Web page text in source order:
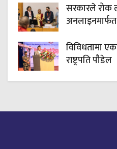
सरकारले रोक
विविधतामा
राष्ट्रपति पौडेल